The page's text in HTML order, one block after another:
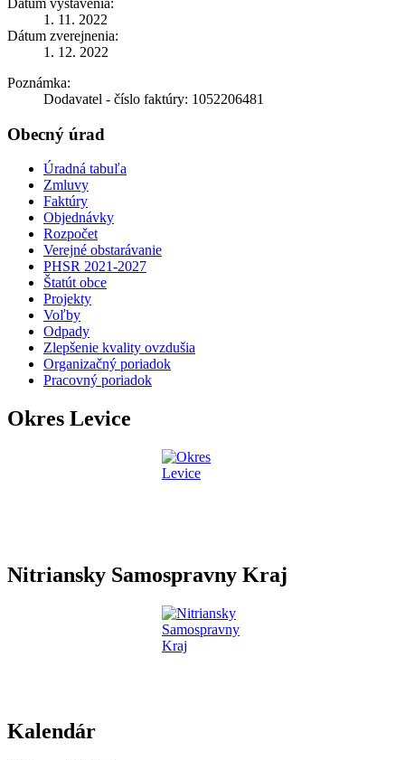
1. 11. 2022
Dátum zverejnenia:
1. 12. 2022
Poznámka:
Dodavatel - číslo faktúry: 1052206481
Obecný úrad
Úradná tabuľa
Zmluvy
Faktúry
Objednávky
Rozpočet
Verejné obstarávanie
PHSR 2021-2027
Štatút obce
Projekty
Voľby
Odpady
Zlepšenie kvality ovzdušia
Organizačný poriadok
Pracovný poriadok
Okres Levice
Nitriansky Samospravny Kraj
Kalendár